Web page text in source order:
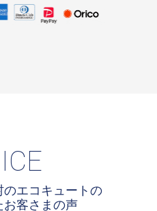
エコキュートの
客さまの声